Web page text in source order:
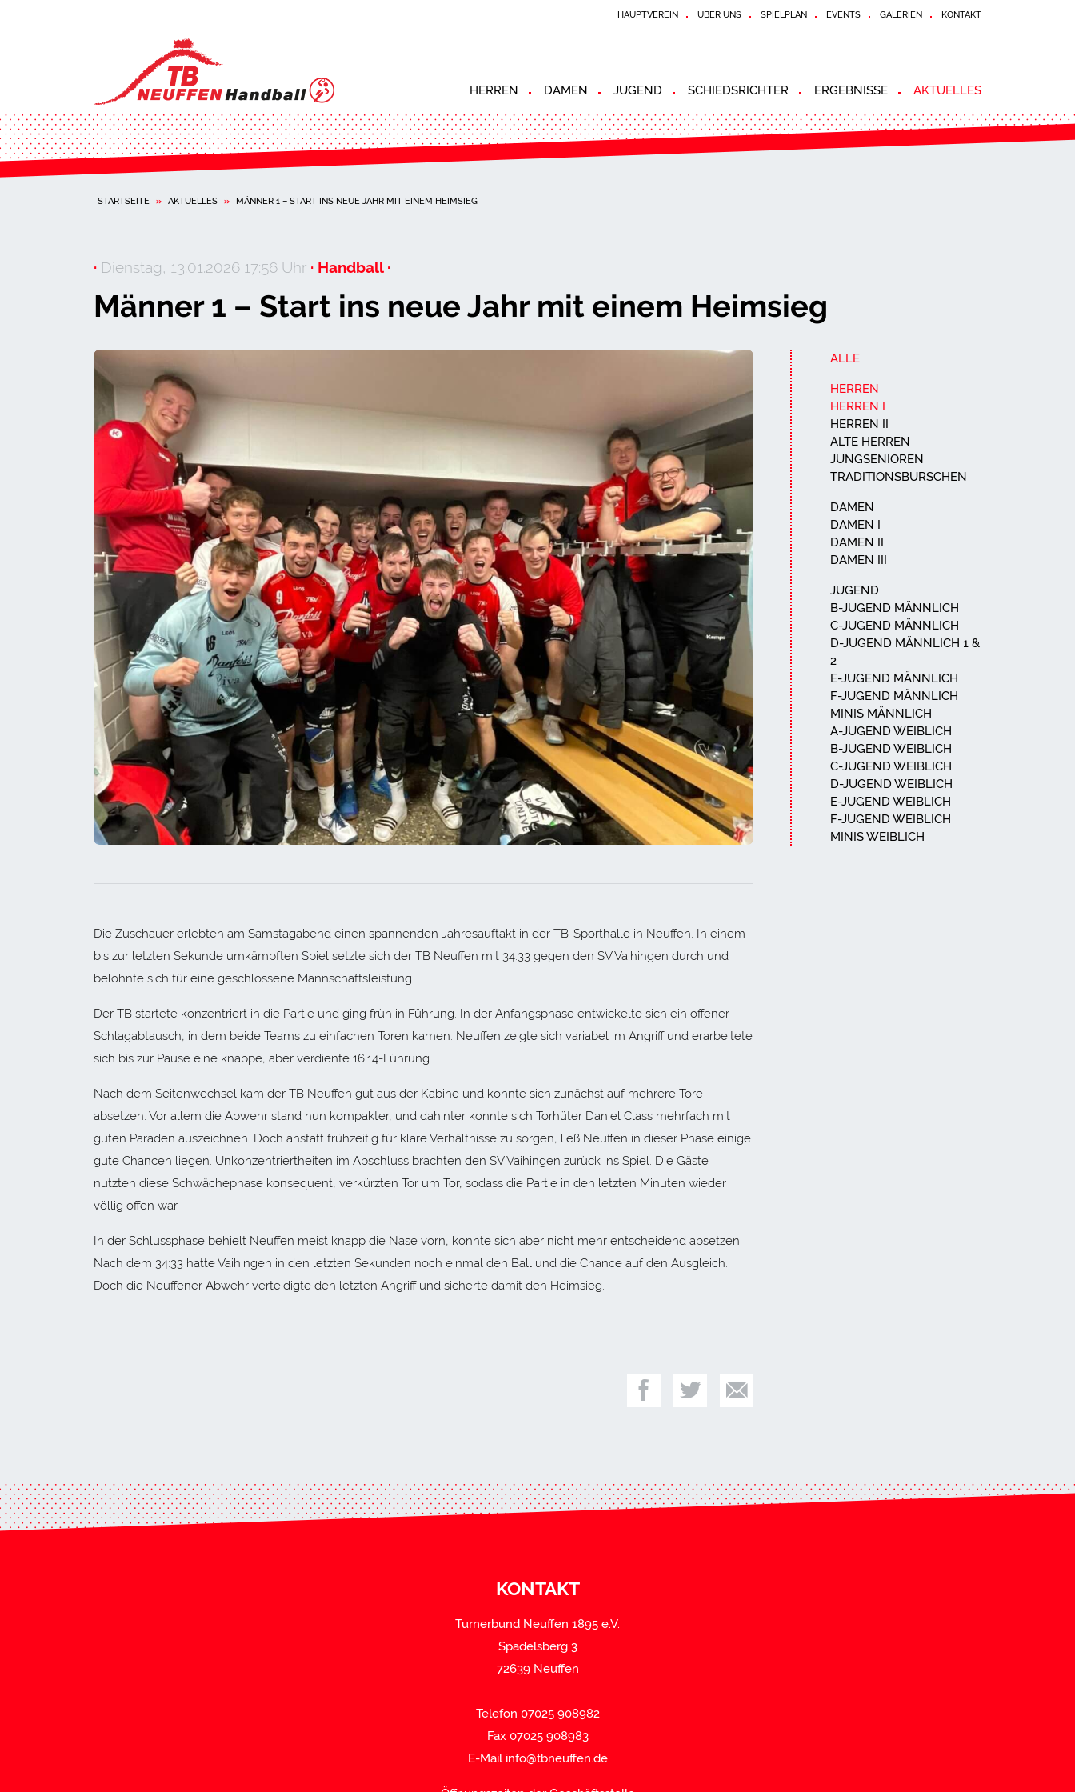
HAUPTVEREIN ÜBER UNS SPIELPLAN EVENTS GALERIEN KONTAKT
HERREN DAMEN JUGEND SCHIEDSRICHTER ERGEBNISSE AKTUELLES
STARTSEITE » AKTUELLES » MÄNNER 1 – START INS NEUE JAHR MIT EINEM HEIMSIEG
· Dienstag, 13.01.2026 17:56 Uhr · Handball ·
Männer 1 – Start ins neue Jahr mit einem Heimsieg
Die Zuschauer erlebten am Samstagabend einen spannenden Jahresauftakt in der TB-Sporthalle in Neuffen. In einem
bis zur letzten Sekunde umkämpften Spiel setzte sich der TB Neuffen mit 34:33 gegen den SV Vaihingen durch und
belohnte sich für eine geschlossene Mannschaftsleistung.
Der TB startete konzentriert in die Partie und ging früh in Führung. In der Anfangsphase entwickelte sich ein offener
Schlagabtausch, in dem beide Teams zu einfachen Toren kamen. Neuffen zeigte sich variabel im Angriff und erarbeitete
sich bis zur Pause eine knappe, aber verdiente 16:14-Führung.
Nach dem Seitenwechsel kam der TB Neuffen gut aus der Kabine und konnte sich zunächst auf mehrere Tore
absetzen. Vor allem die Abwehr stand nun kompakter, und dahinter konnte sich Torhüter Daniel Class mehrfach mit
guten Paraden auszeichnen. Doch anstatt frühzeitig für klare Verhältnisse zu sorgen, ließ Neuffen in dieser Phase einige
gute Chancen liegen. Unkonzentriertheiten im Abschluss brachten den SV Vaihingen zurück ins Spiel. Die Gäste
nutzten diese Schwächephase konsequent, verkürzten Tor um Tor, sodass die Partie in den letzten Minuten wieder
völlig offen war.
In der Schlussphase behielt Neuffen meist knapp die Nase vorn, konnte sich aber nicht mehr entscheidend absetzen.
Nach dem 34:33 hatte Vaihingen in den letzten Sekunden noch einmal den Ball und die Chance auf den Ausgleich.
Doch die Neuffener Abwehr verteidigte den letzten Angriff und sicherte damit den Heimsieg.
ALLE
HERREN
HERREN I
HERREN II
ALTE HERREN
JUNGSENIOREN
TRADITIONSBURSCHEN
DAMEN
DAMEN I
DAMEN II
DAMEN III
JUGEND
B-JUGEND MÄNNLICH
C-JUGEND MÄNNLICH
D-JUGEND MÄNNLICH 1 &
2
E-JUGEND MÄNNLICH
F-JUGEND MÄNNLICH
MINIS MÄNNLICH
A-JUGEND WEIBLICH
B-JUGEND WEIBLICH
C-JUGEND WEIBLICH
D-JUGEND WEIBLICH
E-JUGEND WEIBLICH
F-JUGEND WEIBLICH
MINIS WEIBLICH
KONTAKT
Turnerbund Neuffen 1895 e.V.
Spadelsberg 3
72639 Neuffen
Telefon 07025 908982
Fax 07025 908983
E-Mail info@tbneuffen.de